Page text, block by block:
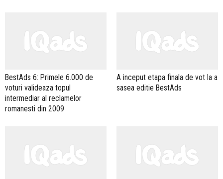
BestAds 6: Primele 6.000 de
voturi valideaza topul
intermediar al reclamelor
romanesti din 2009
A inceput etapa finala de vot la a
sasea editie BestAds